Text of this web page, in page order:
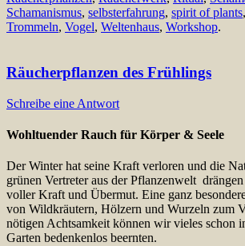
Schamanismus, selbsterfahrung, spirit of plants,
Trommeln, Vogel, Weltenhaus, Workshop.
Räucherpflanzen des Frühlings
Schreibe eine Antwort
Wohltuender Rauch für Körper & Seele
Der Winter hat seine Kraft verloren und die
grünen Vertreter aus der Pflanzenwelt
voller Kraft und Übermut. Eine ganz
von Wildkräutern, Hölzern und Wurzeln zum
nötigen Achtsamkeit können wir vieles schon
Garten bedenkenlos beernten.